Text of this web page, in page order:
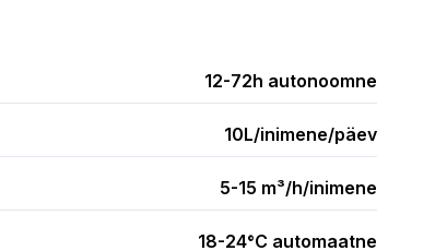
12-72h autonoomne
10L/inimene/päev
5-15 m³/h/inimene
18-24°C automaatne